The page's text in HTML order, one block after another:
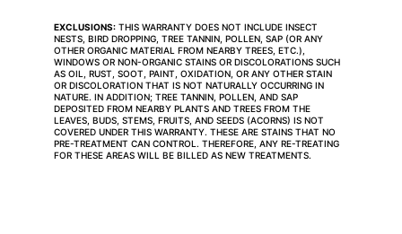
EXCLUSIONS: THIS WARRANTY DOES NOT INCLUDE INSECT
NESTS, BIRD DROPPING, TREE TANNIN, POLLEN, SAP (OR ANY
OTHER ORGANIC MATERIAL FROM NEARBY TREES, ETC.),
WINDOWS OR NON-ORGANIC STAINS OR DISCOLORATIONS SUCH
AS OIL, RUST, SOOT, PAINT, OXIDATION, OR ANY OTHER STAIN
OR DISCOLORATION THAT IS NOT NATURALLY OCCURRING IN
NATURE. IN ADDITION; TREE TANNIN, POLLEN, AND SAP
DEPOSITED FROM NEARBY PLANTS AND TREES FROM THE
LEAVES, BUDS, STEMS, FRUITS, AND SEEDS (ACORNS) IS NOT
COVERED UNDER THIS WARRANTY. THESE ARE STAINS THAT NO
PRE-TREATMENT CAN CONTROL. THEREFORE, ANY RE-TREATING
FOR THESE AREAS WILL BE BILLED AS NEW TREATMENTS.